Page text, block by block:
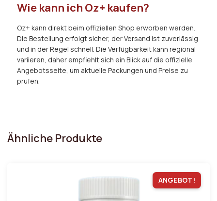
Wie kann ich Oz+ kaufen?
Oz+ kann direkt beim offiziellen Shop erworben werden.
Die Bestellung erfolgt sicher, der Versand ist zuverlässig
und in der Regel schnell. Die Verfügbarkeit kann regional
variieren, daher empfiehlt sich ein Blick auf die offizielle
Angebotsseite, um aktuelle Packungen und Preise zu
prüfen.
Ähnliche Produkte
ANGEBOT!